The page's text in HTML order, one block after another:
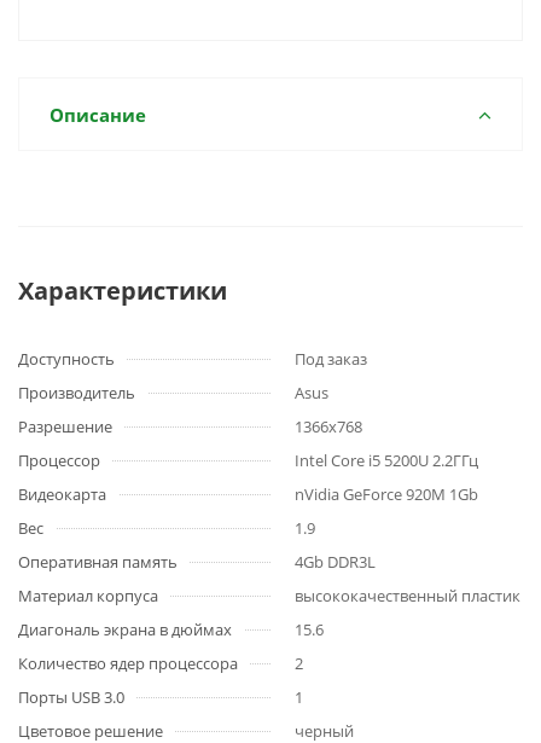
Описание
Характеристики
Доступность
Под заказ
Производитель
Asus
Разрешение
1366x768
Процессор
Intel Core i5 5200U 2.2ГГц
Видеокарта
nVidia GeForce 920M 1Gb
Вес
1.9
Оперативная память
4Gb DDR3L
Материал корпуса
высококачественный пластик
Диагональ экрана в дюймах
15.6
Количество ядер процессора
2
Порты USB 3.0
1
Цветовое решение
черный